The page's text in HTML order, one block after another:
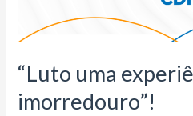
“Luto uma
imorredouro”!